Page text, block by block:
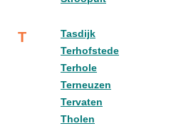
T
Tasdijk
Terhofstede
Terhole
Terneuzen
Tervaten
Tholen